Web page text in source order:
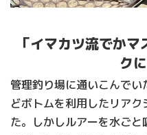
「イマカツ流でか
ク
管理釣り場に通いこんで
どボトムを利用したリア
た。しかしルアーを水ご